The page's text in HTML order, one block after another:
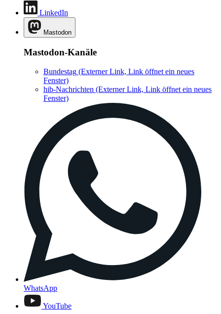
LinkedIn
Mastodon
Mastodon-Kanäle
Bundestag (Externer Link, Link öffnet ein neues
Fenster)
hib-Nachrichten (Externer Link, Link öffnet ein neues
Fenster)
WhatsApp
YouTube